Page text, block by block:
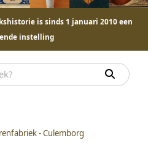
is sinds 1 januari 2010 een
instelling
- Culemborg